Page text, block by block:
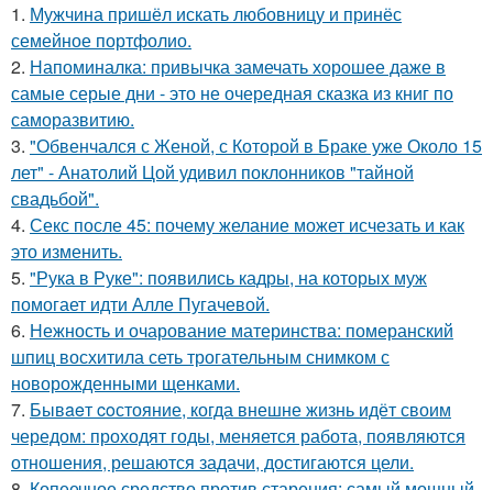
1. Мужчина пришёл искать любовницу и принёс
семейное портфолио.
2. Напоминалка: привычка замечать хорошее даже в
самые серые дни - это не очередная сказка из книг по
саморазвитию.
3. "Обвенчался с Женой, с Которой в Браке уже Около 15
лет" - Анатолий Цой удивил поклонников "тайной
свадьбой".
4. Секс после 45: почему желание может исчезать и как
это изменить.
5. "Рука в Руке": появились кадры, на которых муж
помогает идти Алле Пугачевой.
6. Нежность и очарование материнства: померанский
шпиц восхитила сеть трогательным снимком с
новорожденными щенками.
7. Бывaeт coстояние, когда внешне жизнь идёт своим
чередом: проходят годы, меняется работа, появляются
отношения, решаются задачи, достигаются цели.